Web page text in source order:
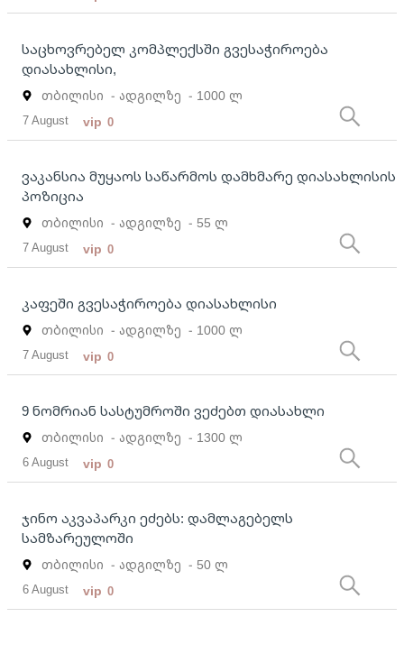
საცხოვრებელ კომპლექსში გვესაჭიროება
დიასახლისი,
თბილისი - ადგილზე - 1000 ლ
7 August vip 0
ვაკანსია მუყაოს საწარმოს დამხმარე დიასახლისის
პოზიცია
თბილისი - ადგილზე - 55 ლ
7 August vip 0
კაფეში გვესაჭიროება დიასახლისი
თბილისი - ადგილზე - 1000 ლ
7 August vip 0
9 ნომრიან სასტუმროში ვეძებთ დიასახლი
თბილისი - ადგილზე - 1300 ლ
6 August vip 0
ჯინო აკვაპარკი ეძებს: დამლაგებელს
სამზარეულოში
თბილისი - ადგილზე - 50 ლ
6 August vip 0